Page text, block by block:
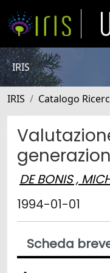
IRIS
IRIS Catalogo
DE BONIS ,
1994-01-01
Scheda